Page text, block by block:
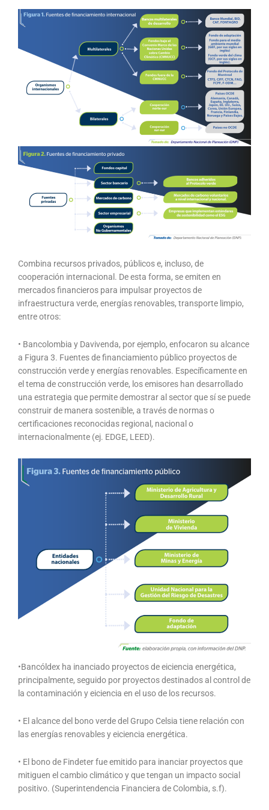
Combina recursos privados, públicos e, incluso, de
cooperación internacional. De esta forma, se emiten en
mercados financieros para impulsar proyectos de
infraestructura verde, energías renovables, transporte limpio,
entre otros:
• Bancolombia y Davivenda, por ejemplo, enfocaron su alcance
a Figura 3. Fuentes de financiamiento público proyectos de
construcción verde y energías renovables. Específicamente en
el tema de construcción verde, los emisores han desarrollado
una estrategia que permite demostrar al sector que sí se puede
construir de manera sostenible, a través de normas o
certificaciones reconocidas regional, nacional o
internacionalmente (ej. EDGE, LEED).
•Bancóldex ha inanciado proyectos de eiciencia energética,
principalmente, seguido por proyectos destinados al control de
la contaminación y eiciencia en el uso de los recursos.
• El alcance del bono verde del Grupo Celsia tiene relación con
las energías renovables y eiciencia energética.
• El bono de Findeter fue emitido para inanciar proyectos que
mitiguen el cambio climático y que tengan un impacto social
positivo. (Superintendencia Financiera de Colombia, s.f).